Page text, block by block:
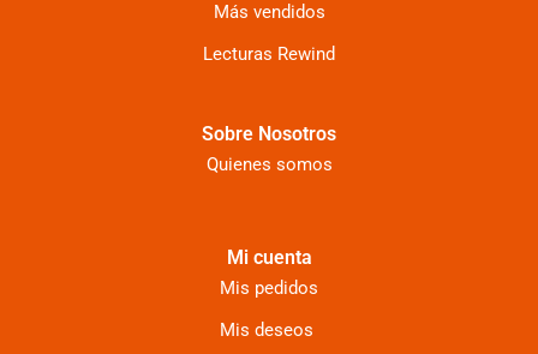
Más vendidos
Lecturas Rewind
Sobre Nosotros
Quienes somos
Mi cuenta
Mis pedidos
Mis deseos